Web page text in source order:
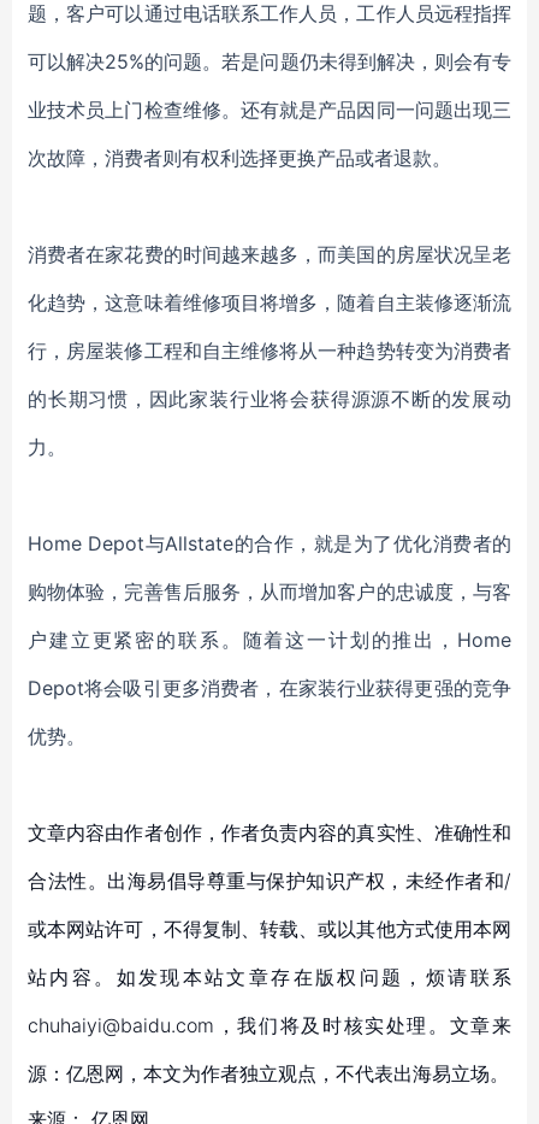
题，客户可以通过电话联系工作人员，工作人员远程指挥
可以解决25%的问题。若是问题仍未得到解决，则会有专
业技术员上门检查维修。还有就是产品因同一问题出现三
次故障，消费者则有权利选择更换产品或者退款。
消费者在家花费的时间越来越多，而美国的房屋状况呈老
化趋势，这意味着维修项目将增多，随着自主装修逐渐流
行，房屋装修工程和自主维修将从一种趋势转变为消费者
的长期习惯，因此家装行业将会获得源源不断的发展动
力。
Home Depot与Allstate的合作，就是为了优化消费者的
购物体验，完善售后服务，从而增加客户的忠诚度，与客
户建立更紧密的联系。随着这一计划的推出，Home
Depot将会吸引更多消费者，在家装行业获得更强的竞争
优势。
文章内容由作者创作，作者负责内容的真实性、准确性和
合法性。出海易倡导尊重与保护知识产权，未经作者和/
或本网站许可，不得复制、转载、或以其他方式使用本网
站内容。如发现本站文章存在版权问题，烦请联系
chuhaiyi@baidu.com，我们将及时核实处理。文章来
源：亿恩网，本文为作者独立观点，不代表出海易立场。
来源： 亿恩网